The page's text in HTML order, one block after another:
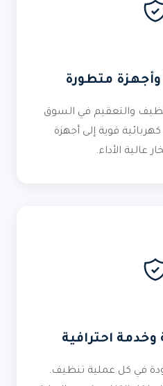
متطورة
والتعقيم في السوق
قوية إلى أجهزة
عالية الأداء.
احترافية
في كل عملية تنظيف.